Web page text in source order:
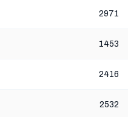
2971
1453
2416
2532